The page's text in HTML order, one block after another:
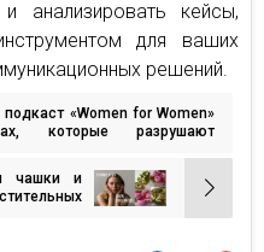
анализировать кейсы,
для ваших
решений.
подкаст «Women for Women»
которые разрушают
чашки и